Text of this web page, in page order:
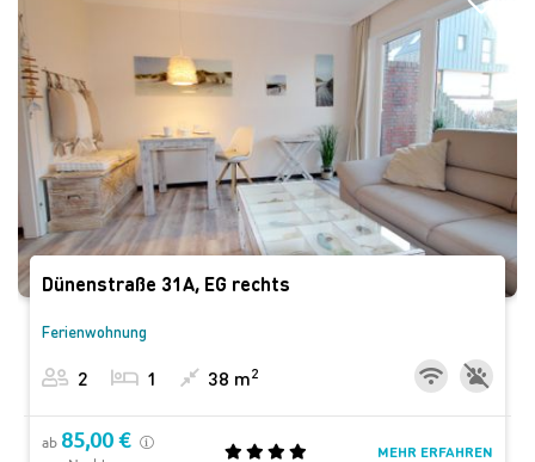
Dünenstraße 31A, EG rechts
Ferienwohnung
2 1 38 m2
ab 85,00 € MEHR ERFAHREN